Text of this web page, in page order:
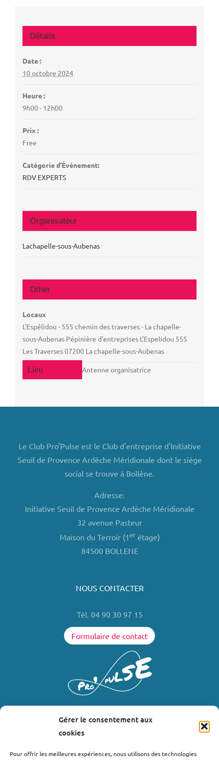
Gérer le consentement aux
cookies
Pour offrir les meilleures expériences, nous utilisons des technologies
Détails
Date :
10 octobre 2024
Heure :
9h00 - 12h00
Prix :
Free
Catégorie d’Évènement:
RDV EXPERTS
Antenne organisatrice
Organisateur
Lachapelle-sous-Aubenas
Other
Locaux
L'Espélidou - 555 chemin des traverses - La chapelle-
sous-Aubenas Pépinière d’entreprises L’Espelidou 555
Les Traverses 07200 La chapelle-sous-Aubenas
Le Club Pro'Pulse est le Club d'entreprise d'Initiative
Seuil de Provence Ardèche Méridionale dont le siège
social se trouve à Bollène.
Adresse:
Initiative Seuil de Provence Ardèche Méridionale
32 avenue Pasteur
Maison du Terroir (1erétage)
84500 BOLLENE
NOUS CONTACTER
Tél. 04 90 30 97 15
Formulaire de contact
Où nous trouver ?